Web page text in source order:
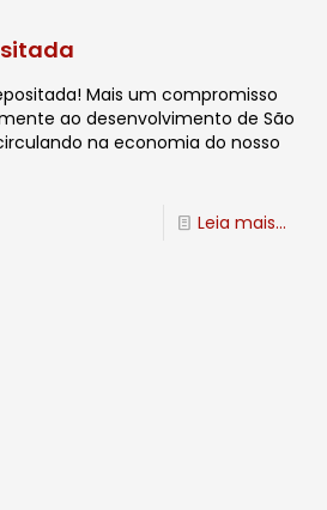
Mais um compromisso
ao desenvolvimento de São
na economia do nosso
Leia mais...